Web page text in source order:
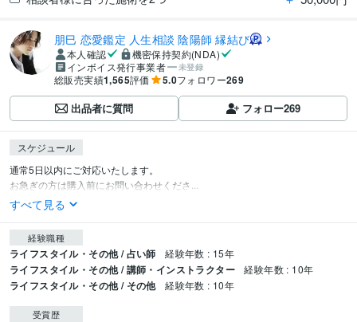
朋巳 恋愛鑑定 人生相談 陰陽師 縁結び
本人確認
機密保持契約(NDA)
インボイス発行事業者
未登録
総販売実績1,565評価 5.0フォロワー269
出品者に質問 フォロー269
スケジュール
通常5日以内にご対応いたします。
お急ぎの方は購入前にお問い合わせくださ...
すべて見る
経験職種
ライフスタイル・その他 / 占い師 経験年数 : 15年
ライフスタイル・その他 / 講師・インストラクター 経験年数 : 10年
ライフスタイル・その他 / その他 経験年数 : 10年
受賞歴